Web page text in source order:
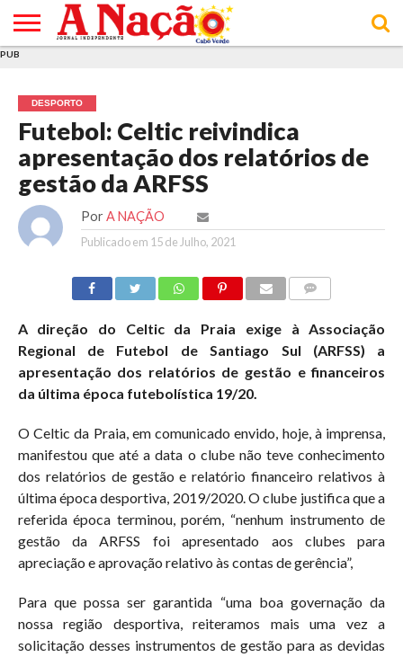
E DE
COOKIES
DE
UTILIZAÇÃO
PUB
DESPORTO
Futebol: Celtic reivindica
apresentação dos relatórios de
gestão da ARFSS
Por A NAÇÃO
Publicado em 15 de Julho, 2021
A direção do Celtic da Praia exige à Associação
Regional de Futebol de Santiago Sul (ARFSS) a
apresentação dos relatórios de gestão e financeiros
da última época futebolística 19/20.
O Celtic da Praia, em comunicado envido, hoje, à imprensa,
manifestou que até a data o clube não teve conhecimento
dos relatórios de gestão e relatório financeiro relativos à
última época desportiva, 2019/2020. O clube justifica que a
referida época terminou, porém, “nenhum instrumento de
gestão da ARFSS foi apresentado aos clubes para
apreciação e aprovação relativo às contas de gerência”,
Para que possa ser garantida “uma boa governação da
nossa região desportiva, reiteramos mais uma vez a
solicitação desses instrumentos de gestão para as devidas